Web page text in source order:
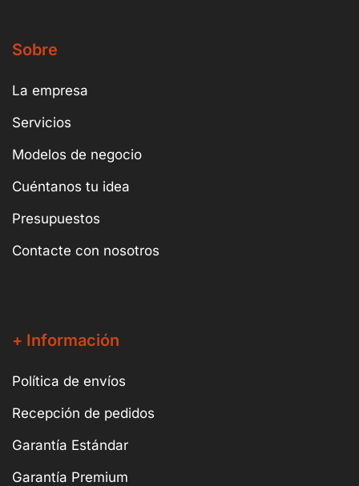
Sobre
La empresa
Servicios
Modelos de negocio
Cuéntanos tu idea
Presupuestos
Contacte con nosotros
+ Información
Política de envíos
Recepción de pedidos
Garantía Estándar
Garantía Premium